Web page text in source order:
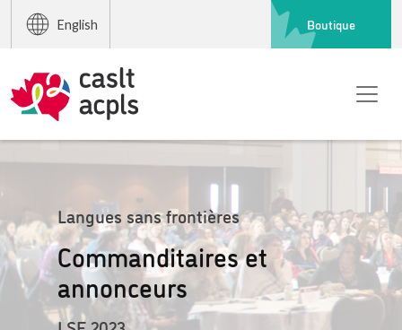
English Boutique
Langues sans frontières
Commanditaires et
annonceurs